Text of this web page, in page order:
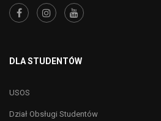
DLA STUDENTÓW
USOS
Dział Obsługi Studentów